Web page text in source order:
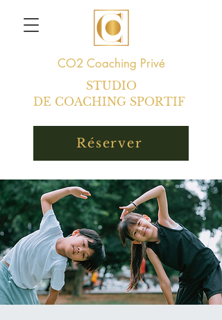
CO2 Coaching Privé
STUDIO
DE COACHING SPORTIF
Réserver